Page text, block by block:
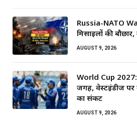
Russia-NATO
मिसाइलों की
AUGUST 9, 2026
World Cup 2027:
जगह, वेस्टइंडीज पर
का संकट
AUGUST 9, 2026